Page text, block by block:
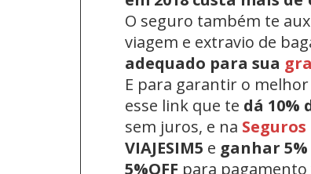
O seguro também te
viagem e extravio de
adequado para sua
E para garantir o
esse link que te dá 10%
sem juros, e na
VIAJESIM5 e ganhar
5%OFF para